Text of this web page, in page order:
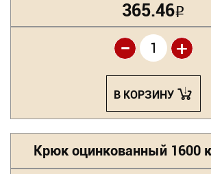
365.46Р
+
-
В КОРЗИНУ
Крюк оцинкованный 1600